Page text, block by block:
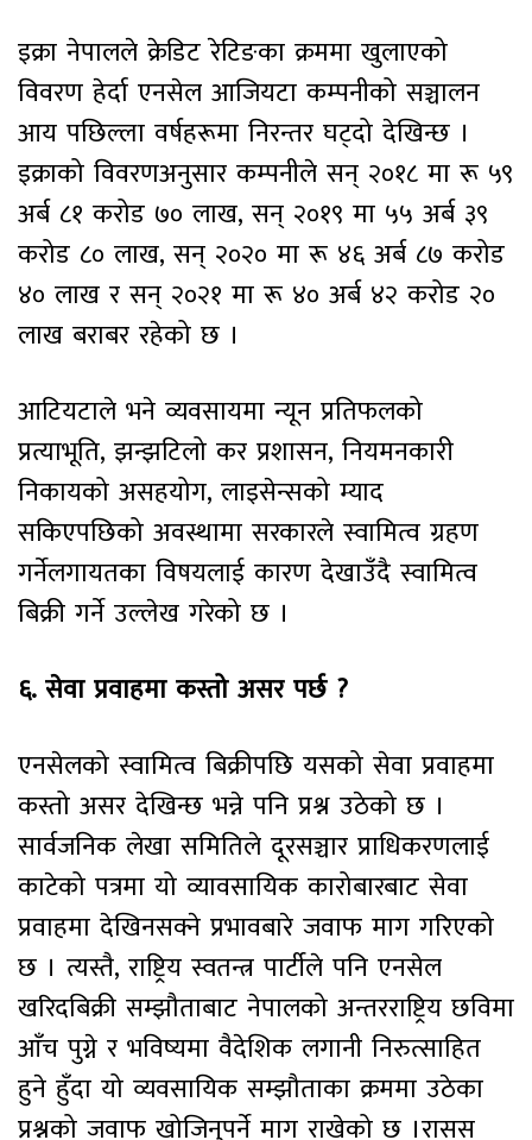
इक्रा नेपालले क्रेडिट रेटिङका क्रममा खुलाएको
विवरण हेर्दा एनसेल आजियटा कम्पनीको सञ्चालन
आय पछिल्ला वर्षहरूमा निरन्तर घट्दो देखिन्छ ।
इक्राको विवरणअनुसार कम्पनीले सन् २०१८ मा रू ५९
अर्ब ८१ करोड ७० लाख, सन् २०१९ मा ५५ अर्ब ३९
करोड ८० लाख, सन् २०२० मा रू ४६ अर्ब ८७ करोड
४० लाख र सन् २०२१ मा रू ४० अर्ब ४२ करोड २०
लाख बराबर रहेको छ ।
आटियटाले भने व्यवसायमा न्यून प्रतिफलको
प्रत्याभूति, झन्झटिलो कर प्रशासन, नियमनकारी
निकायको असहयोग, लाइसेन्सको म्याद
सकिएपछिको अवस्थामा सरकारले स्वामित्व ग्रहण
गर्नेलगायतका विषयलाई कारण देखाउँदै स्वामित्व
बिक्री गर्ने उल्लेख गरेको छ ।
६. सेवा प्रवाहमा कस्तो असर पर्छ ?
एनसेलको स्वामित्व बिक्रीपछि यसको सेवा प्रवाहमा
कस्तो असर देखिन्छ भन्ने पनि प्रश्न उठेको छ ।
सार्वजनिक लेखा समितिले दूरसञ्चार प्राधिकरणलाई
काटेको पत्रमा यो व्यावसायिक कारोबारबाट सेवा
प्रवाहमा देखिनसक्ने प्रभावबारे जवाफ माग गरिएको
छ । त्यस्तै, राष्ट्रिय स्वतन्त्र पार्टीले पनि एनसेल
खरिदबिक्री सम्झौताबाट नेपालको अन्तरराष्ट्रिय छविमा
आँच पुग्ने र भविष्यमा वैदेशिक लगानी निरुत्साहित
हुने हुँदा यो व्यवसायिक सम्झौताका क्रममा उठेका
प्रश्नको जवाफ खोजिनुपर्ने माग राखेको छ ।रासस